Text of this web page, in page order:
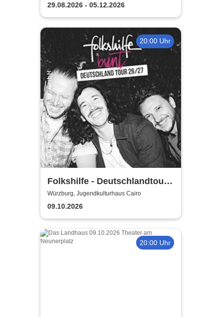
29.08.2026 - 05.12.2026
20:00 Uhr
Folkshilfe - Deutschlandtour
2026/2027
Würzburg, Jugendkulturhaus Cairo
09.10.2026
20:00 Uhr